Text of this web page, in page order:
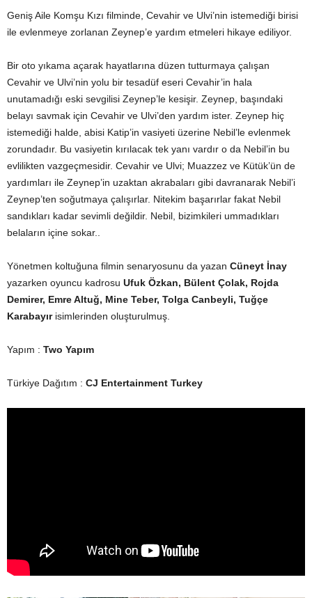
Geniş Aile Komşu Kızı filminde, Cevahir ve Ulvi’nin istemediği birisi
ile evlenmeye zorlanan Zeynep’e yardım etmeleri hikaye ediliyor.
Bir oto yıkama açarak hayatlarına düzen tutturmaya çalışan
Cevahir ve Ulvi’nin yolu bir tesadüf eseri Cevahir’in hala
unutamadığı eski sevgilisi Zeynep’le kesişir. Zeynep, başındaki
belayı savmak için Cevahir ve Ulvi’den yardım ister. Zeynep hiç
istemediği halde, abisi Katip’in vasiyeti üzerine Nebil’le evlenmek
zorundadır. Bu vasiyetin kırılacak tek yanı vardır o da Nebil’in bu
evlilikten vazgeçmesidir. Cevahir ve Ulvi; Muazzez ve Kütük’ün de
yardımları ile Zeynep’in uzaktan akrabaları gibi davranarak Nebil’i
Zeynep’ten soğutmaya çalışırlar. Nitekim başarırlar fakat Nebil
sandıkları kadar sevimli değildir. Nebil, bizimkileri ummadıkları
belaların içine sokar..
Yönetmen koltuğuna filmin senaryosunu da yazan Cüneyt İnay
yazarken oyuncu kadrosu Ufuk Özkan, Bülent Çolak, Rojda
Demirer, Emre Altuğ, Mine Teber, Tolga Canbeyli, Tuğçe
Karabayırisimlerinden oluşturulmuş.
Yapım : Two Yapım
Türkiye Dağıtım : CJ Entertainment Turkey